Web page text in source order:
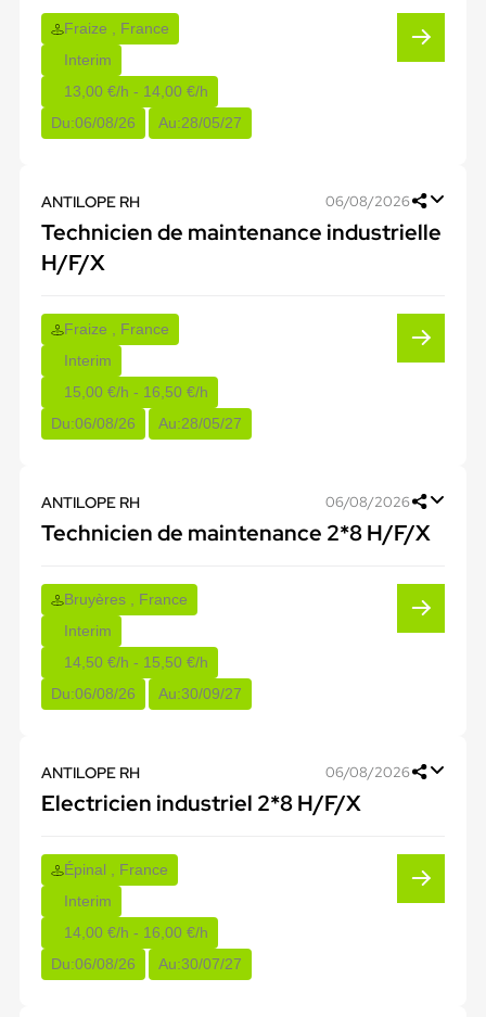
Fraize , France
Interim
13,00 €/h - 14,00 €/h
Du:06/08/26 Au:28/05/27
ANTILOPE RH 06/08/2026
Technicien de maintenance industrielle
H/F/X
Fraize , France
Interim
15,00 €/h - 16,50 €/h
Du:06/08/26 Au:28/05/27
ANTILOPE RH 06/08/2026
Technicien de maintenance 2*8 H/F/X
Bruyères , France
Interim
14,50 €/h - 15,50 €/h
Du:06/08/26 Au:30/09/27
ANTILOPE RH 06/08/2026
Electricien industriel 2*8 H/F/X
Épinal , France
Interim
14,00 €/h - 16,00 €/h
Du:06/08/26 Au:30/07/27